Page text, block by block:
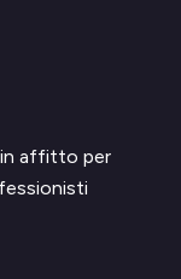
in affitto per